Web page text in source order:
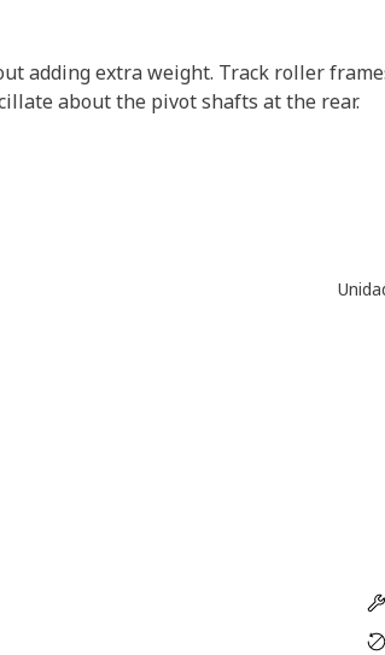
adding extra weight. Track roller
about the pivot shafts at the rear.